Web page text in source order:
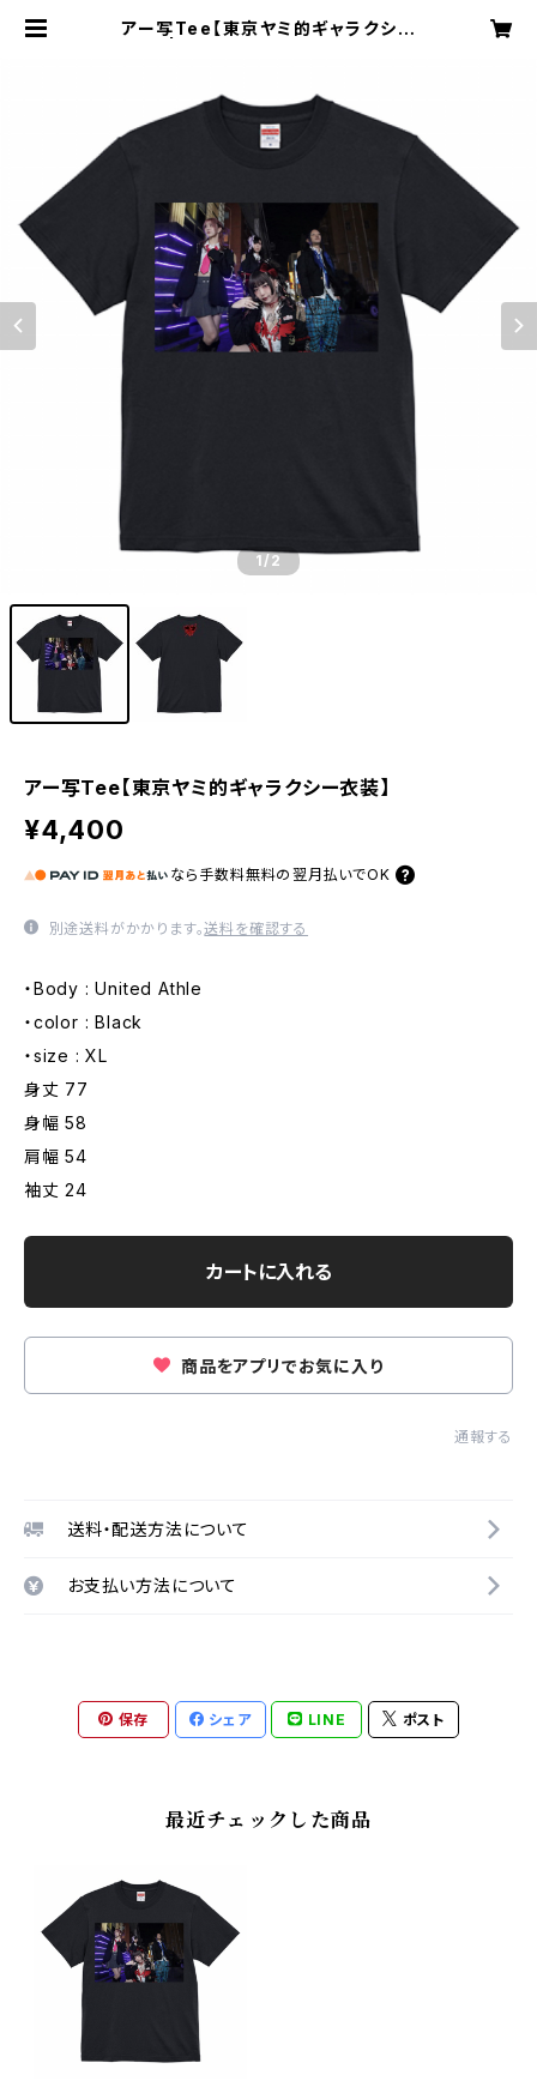
アー写Tee【東京ヤミ的ギャラクシー
1/2
アー写Tee【東京ヤミ的ギャラクシー衣装】
¥4,400
なら 手数料無料の 翌月払いでOK
別途送料がかかります。送料を確認する
・Body : United Athle
・color : Black
・size : XL
身丈 77
身幅 58
肩幅 54
袖丈 24
カートに入れる
商品をアプリでお気に入り
通報する
送料・配送方法について
お支払い方法について
保存 シェア LINE ポスト
最近チェックした商品